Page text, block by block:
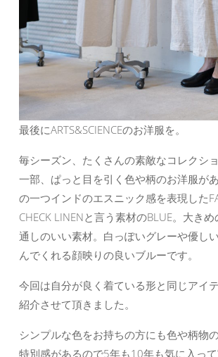
最後にARTS&SCIENCEのお洋服を。
毎シーズン、たくさんの素敵なコレクシ
一部、ぱっと目を引く色や柄のお洋服が
の一つインドのエスニック感を表現した
CHECK LINENと言う素材のBLUE。大き
通しのいい素材。白っぽいグレーや優し
んでくれる顔映りの良いブルーです。
今回は自分が良く着ている形と同じアイ
紹介させて頂きました。
シンプルな色をお持ちの方にも色や柄物
特別感があるので5年も10年も気に入っ